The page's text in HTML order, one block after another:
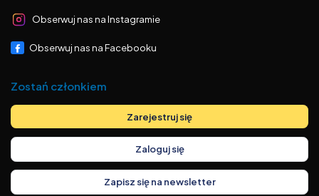
Obserwuj nas na Instagramie
Obserwuj nas na Facebooku
Zostań członkiem
Zarejestruj się
Zaloguj się
Zapisz się na newsletter